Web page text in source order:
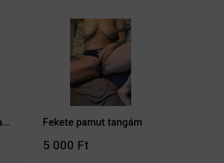
Szürkés zöld csipke tangám Fekete pamut tangám
5 000 Ft